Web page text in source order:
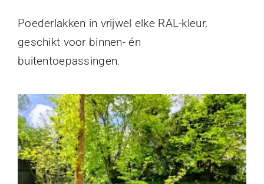
Poederlakken in vrijwel elke RAL-kleur,
geschikt voor binnen- én
buitentoepassingen.